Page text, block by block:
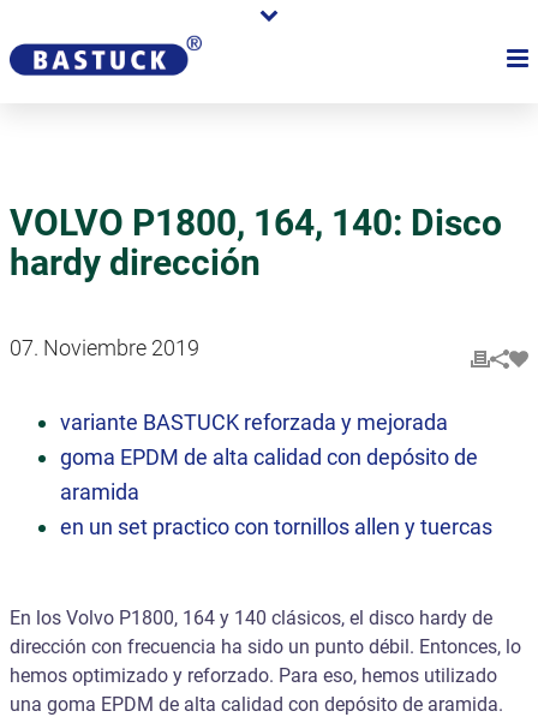
VOLVO P1800, 164, 140: Disco
hardy dirección
07. Noviembre 2019
variante BASTUCK reforzada y mejorada
goma EPDM de alta calidad con depósito de
aramida
en un set practico con tornillos allen y tuercas
En los Volvo P1800, 164 y 140 clásicos, el disco hardy de
dirección con frecuencia ha sido un punto débil. Entonces, lo
hemos optimizado y reforzado. Para eso, hemos utilizado
una goma EPDM de alta calidad con depósito de aramida.